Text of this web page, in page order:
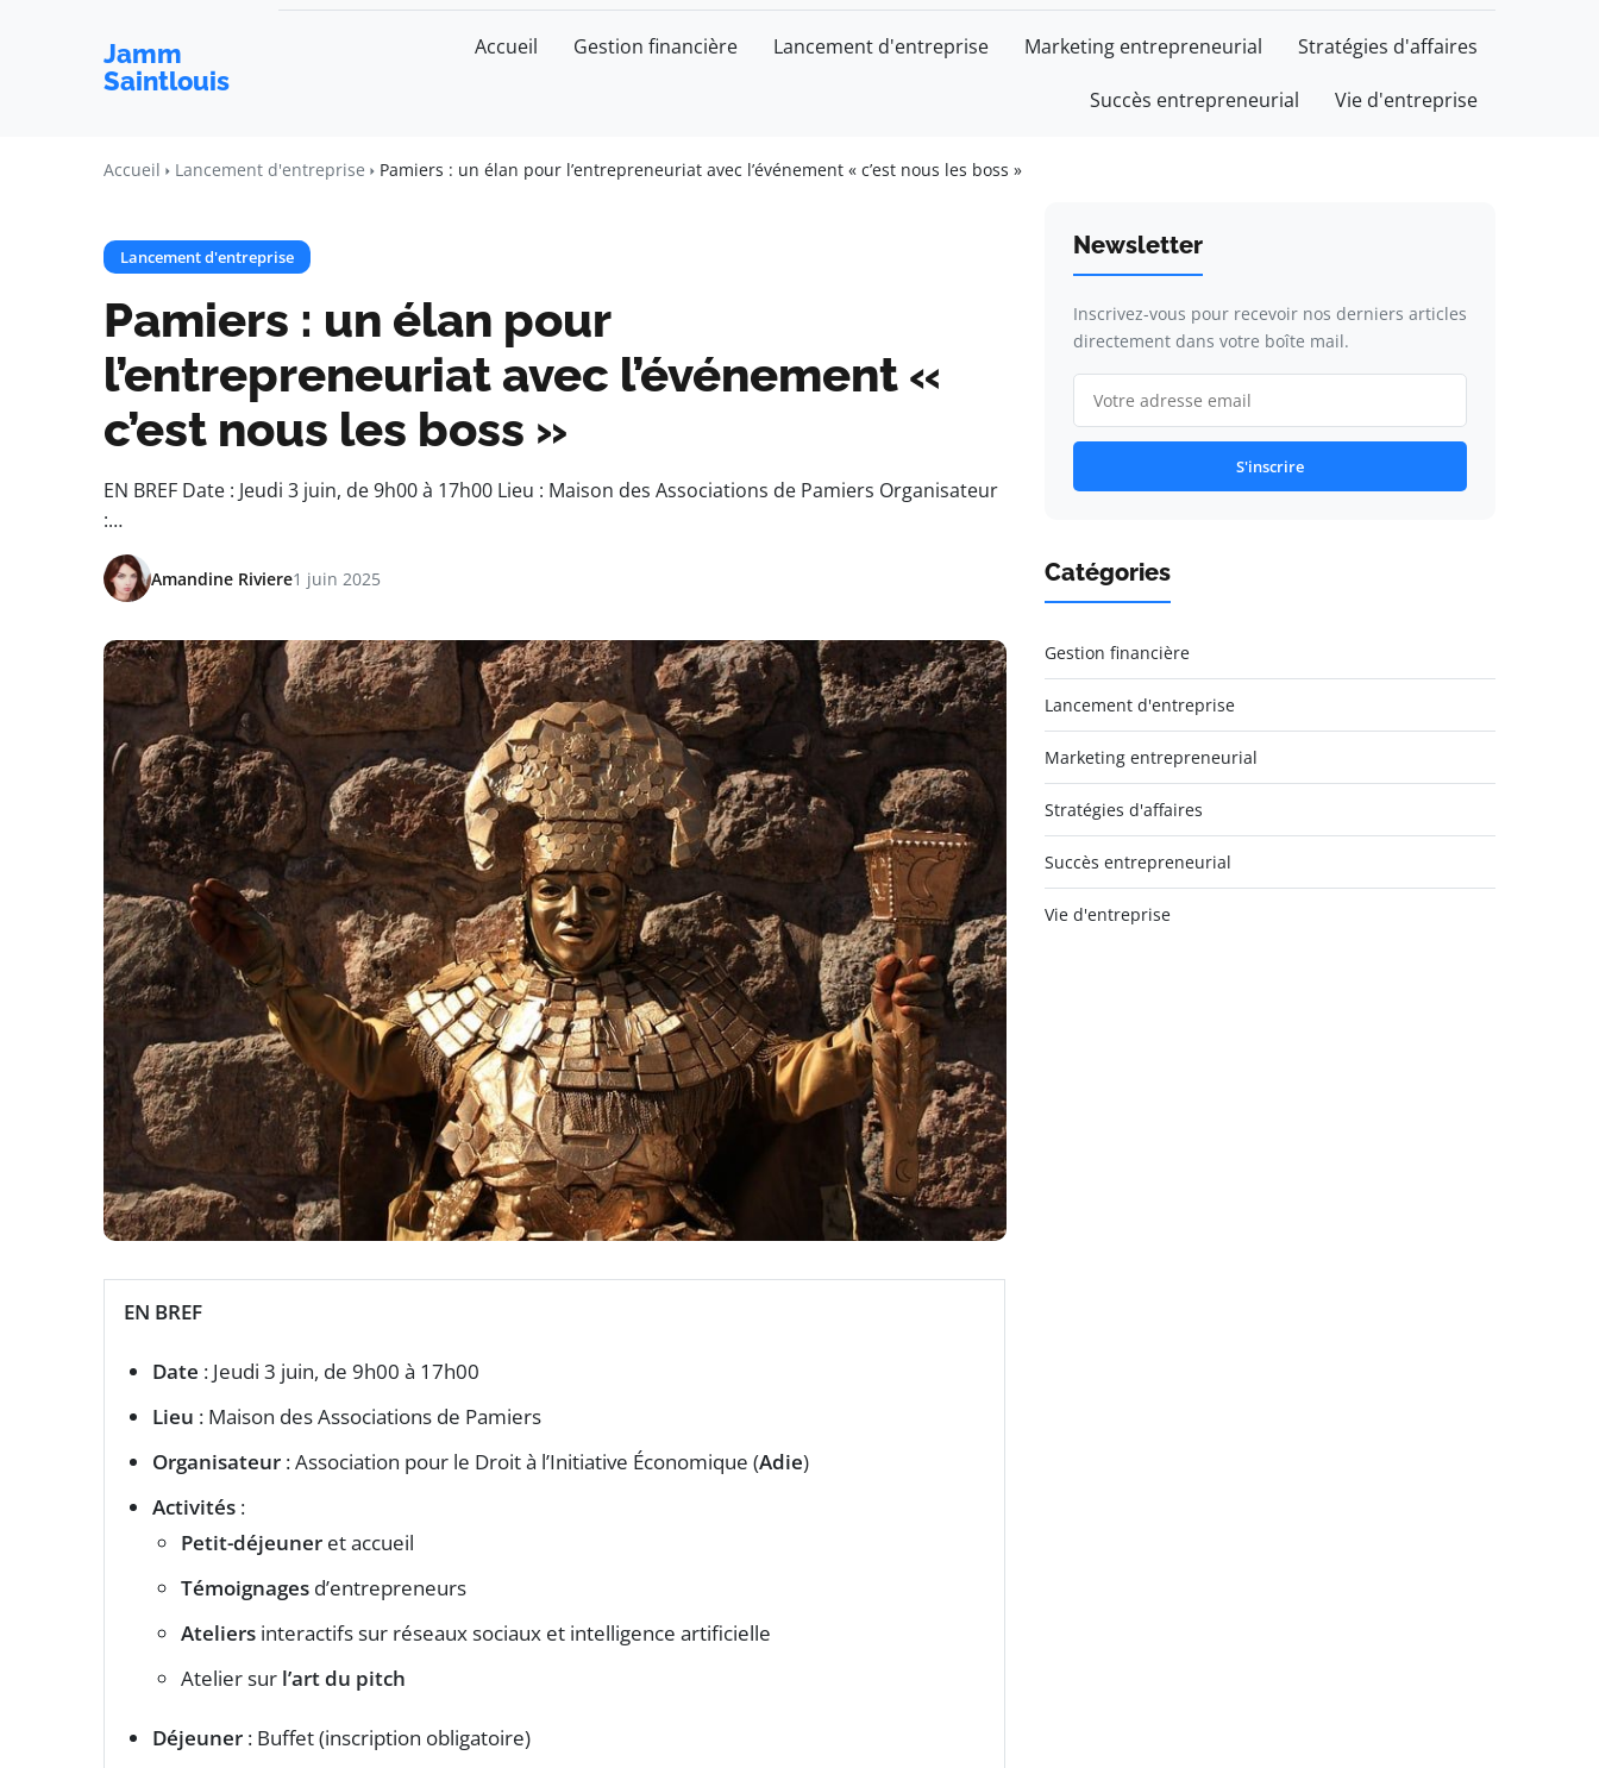
Jamm
Saintlouis
Accueil Gestion financière Lancement d'entreprise Marketing entrepreneurial Stratégies d'affaires
Succès entrepreneurial Vie d'entreprise
Accueil Lancement d'entreprise Pamiers : un élan pour l’entrepreneuriat avec l’événement « c’est nous les boss »
Lancement d'entreprise
Pamiers : un élan pour
l’entrepreneuriat avec l’événement «
c’est nous les boss »
EN BREF Date : Jeudi 3 juin, de 9h00 à 17h00 Lieu : Maison des Associations de Pamiers Organisateur
:…
Amandine Riviere1 juin 2025
EN BREF
Date : Jeudi 3 juin, de 9h00 à 17h00
Lieu : Maison des Associations de Pamiers
Organisateur : Association pour le Droit à l’Initiative Économique (Adie)
Activités :
Petit-déjeuner et accueil
Témoignages d’entrepreneurs
Ateliers interactifs sur réseaux sociaux et intelligence artificielle
Atelier sur l’art du pitch
Déjeuner : Buffet (inscription obligatoire)
Newsletter
Inscrivez-vous pour recevoir nos derniers articles
directement dans votre boîte mail.
S'inscrire
Catégories
Gestion financière
Lancement d'entreprise
Marketing entrepreneurial
Stratégies d'affaires
Succès entrepreneurial
Vie d'entreprise